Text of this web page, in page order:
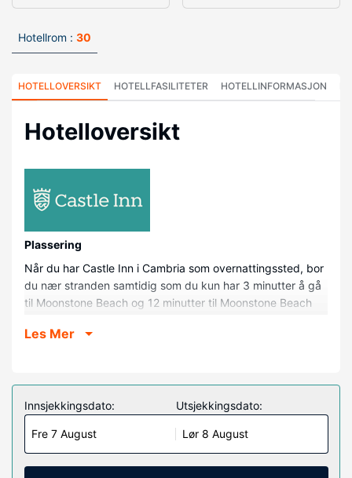
Hotellrom : 30
HOTELLOVERSIKT HOTELLFASILITETER HOTELLINFORMASJON
Hotelloversikt
Plassering
Når du har Castle Inn i Cambria som overnattingssted, bor
du nær stranden samtidig som du kun har 3 minutter å gå
til Moonstone Beach og 12 minutter til Moonstone Beach
Castle og 0,1 mi (0,1 km) unna San Simeon delstatspark.
Føl deg som hjemme i et av de 30 aircondition-avkjølte
gjesterommene som også har mikrobølgeovn og
Flatskjerm-TV. Rommet har seng med overmadrass. Du
kan holde deg oppdatert med wi-fi (inkludert) på rommet,
og underholdningen er sikret med kabel-TV. Rommene har
privat bad med dusj, designertoalettartikler og hårføner.
Les Mer
Innsjekkingsdato:
Fre 7 August
Utsjekkingsdato:
Lør 8 August